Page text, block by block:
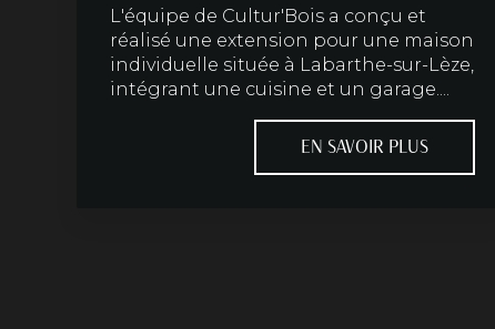
L'équipe de Cultur'Bois a conçu et
réalisé une extension pour une maison
individuelle située à Labarthe-sur-Lèze,
intégrant une cuisine et un garage....
EN SAVOIR PLUS